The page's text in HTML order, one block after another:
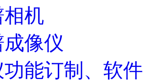
机
像仪
能订制、软件